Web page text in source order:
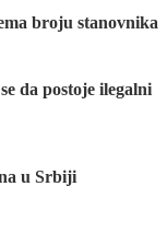
broju stanovnika
da postoje ilegalni
u Srbiji